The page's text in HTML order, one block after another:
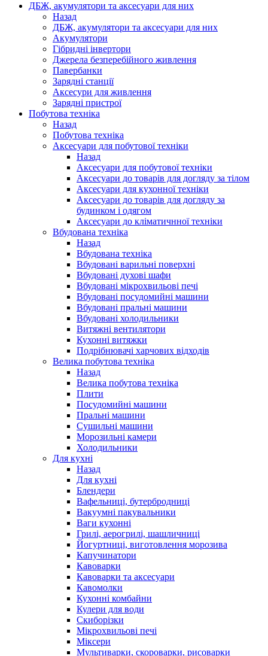
ДБЖ, акумулятори та аксесуари для них
Назад
ДБЖ, акумулятори та аксесуари для них
Акумулятори
Гібридні інвертори
Джерела безперебійного живлення
Павербанки
Зарядні станції
Аксесури для живлення
Зарядні пристрої
Побутова техніка
Назад
Побутова техніка
Аксесуари для побутової техніки
Назад
Аксесуари для побутової техніки
Аксесуари до товарів для догляду за тілом
Аксесуари для кухонної техніки
Аксесуари до товарів для догляду за
будинком і одягом
Аксесуари до кліматичнної техніки
Вбудована техніка
Назад
Вбудована техніка
Вбудовані варильні поверхні
Вбудовані духові шафи
Вбудовані мікрохвильові печі
Вбудовані посудомийні машини
Вбудовані пральні машини
Вбудовані холодильники
Витяжні вентилятори
Кухонні витяжки
Подрібнювачі харчових відходів
Велика побутова техніка
Назад
Велика побутова техніка
Плити
Посудомийні машини
Пральні машини
Сушильні машини
Морозильні камери
Холодильники
Для кухні
Назад
Для кухні
Блендери
Вафельниці, бутербродниці
Вакуумні пакувальники
Ваги кухонні
Грилі, аерогрилі, шашличниці
Йогуртниці, виготовлення морозива
Капучинатори
Кавоварки
Кавоварки та аксесуари
Кавомолки
Кухонні комбайни
Кулери для води
Скиборізки
Мікрохвильові печі
Міксери
Мультиварки, скороварки, рисоварки